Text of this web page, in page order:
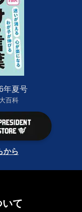
年夏号
百科
から
て